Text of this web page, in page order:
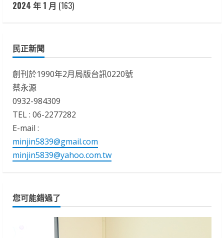
2024 年 1 月 (163)
民正新聞
創刊於1990年2月局版台訊0220號
蔡永源
0932-984309
TEL : 06-2277282
E-mail :
minjin5839@gmail.com
minjin5839@yahoo.com.tw
您可能錯過了